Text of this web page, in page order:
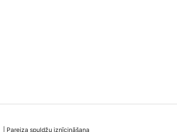
Pareiza spuldžu iznīcināšana